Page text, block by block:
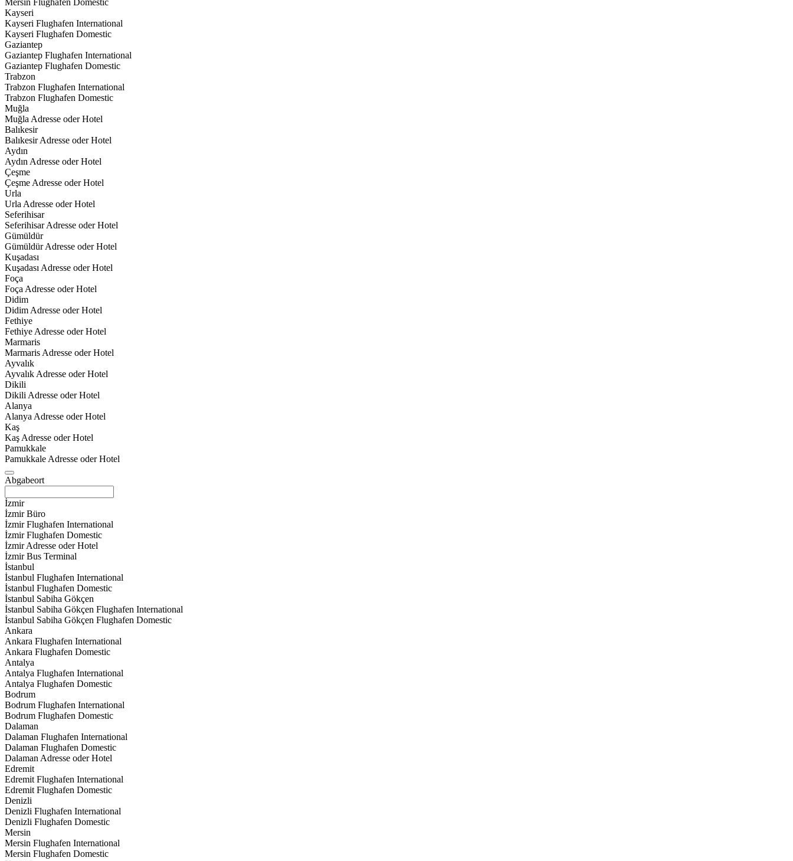
Mersin Flughafen Domestic
Kayseri
Kayseri Flughafen International
Kayseri Flughafen Domestic
Gaziantep
Gaziantep Flughafen International
Gaziantep Flughafen Domestic
Trabzon
Trabzon Flughafen International
Trabzon Flughafen Domestic
Muğla
Muğla Adresse oder Hotel
Balıkesir
Balıkesir Adresse oder Hotel
Aydın
Aydın Adresse oder Hotel
Çeşme
Çeşme Adresse oder Hotel
Urla
Urla Adresse oder Hotel
Seferihisar
Seferihisar Adresse oder Hotel
Gümüldür
Gümüldür Adresse oder Hotel
Kuşadası
Kuşadası Adresse oder Hotel
Foça
Foça Adresse oder Hotel
Didim
Didim Adresse oder Hotel
Fethiye
Fethiye Adresse oder Hotel
Marmaris
Marmaris Adresse oder Hotel
Ayvalık
Ayvalık Adresse oder Hotel
Dikili
Dikili Adresse oder Hotel
Alanya
Alanya Adresse oder Hotel
Kaş
Kaş Adresse oder Hotel
Pamukkale
Pamukkale Adresse oder Hotel
Abgabeort
İzmir
İzmir Büro
İzmir Flughafen International
İzmir Flughafen Domestic
İzmir Adresse oder Hotel
İzmir Bus Terminal
İstanbul
İstanbul Flughafen International
İstanbul Flughafen Domestic
İstanbul Sabiha Gökçen
İstanbul Sabiha Gökçen Flughafen International
İstanbul Sabiha Gökçen Flughafen Domestic
Ankara
Ankara Flughafen International
Ankara Flughafen Domestic
Antalya
Antalya Flughafen International
Antalya Flughafen Domestic
Bodrum
Bodrum Flughafen International
Bodrum Flughafen Domestic
Dalaman
Dalaman Flughafen International
Dalaman Flughafen Domestic
Dalaman Adresse oder Hotel
Edremit
Edremit Flughafen International
Edremit Flughafen Domestic
Denizli
Denizli Flughafen International
Denizli Flughafen Domestic
Mersin
Mersin Flughafen International
Mersin Flughafen Domestic